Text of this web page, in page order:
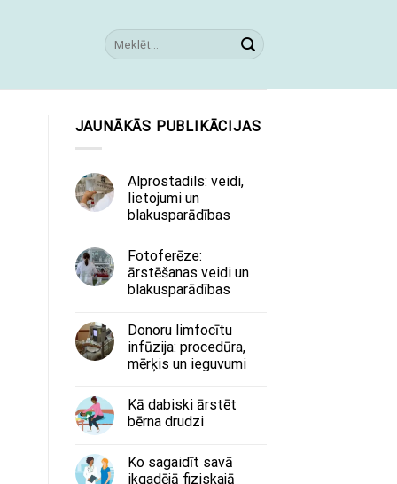
JAUNĀKĀS PUBLIKĀCIJAS
Alprostadils: veidi,
lietojumi un
blakusparādības
Fotoferēze:
ārstēšanas veidi un
blakusparādības
Donoru limfocītu
infūzija: procedūra,
mērķis un ieguvumi
Kā dabiski ārstēt
bērna drudzi
Ko sagaidīt savā
ikgadējā fiziskajā